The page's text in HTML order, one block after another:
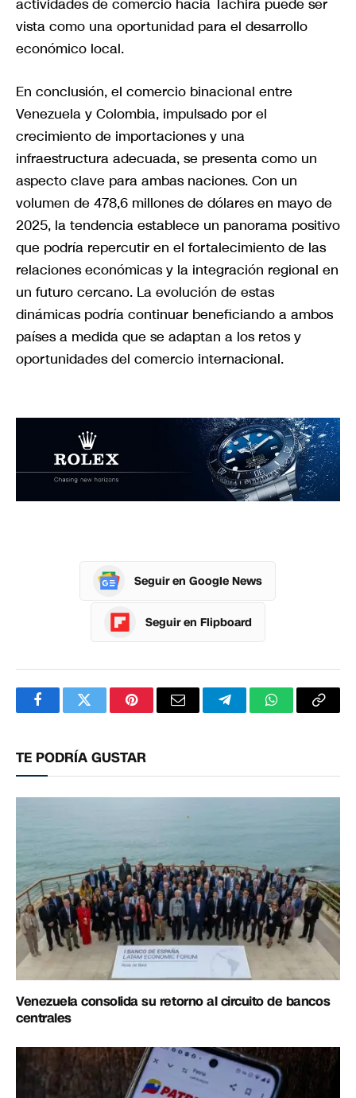
actividades de comercio hacia Táchira puede ser
vista como una oportunidad para el desarrollo
económico local.
En conclusión, el comercio binacional entre
Venezuela y Colombia, impulsado por el
crecimiento de importaciones y una
infraestructura adecuada, se presenta como un
aspecto clave para ambas naciones. Con un
volumen de 478,6 millones de dólares en mayo de
2025, la tendencia establece un panorama positivo
que podría repercutir en el fortalecimiento de las
relaciones económicas y la integración regional en
un futuro cercano. La evolución de estas
dinámicas podría continuar beneficiando a ambos
países a medida que se adaptan a los retos y
oportunidades del comercio internacional.
Seguir en Google News
Seguir en Flipboard
FacebookTwitterPinterestCorreoTelegramWhatsApp
TE PODRÍA GUSTAR
Venezuela consolida su retorno al circuito de bancos
centrales